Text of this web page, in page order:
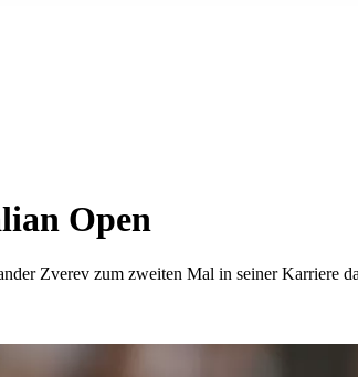
haben oder die sie im Rahmen
Open
Zverev zum zweiten Mal in seiner Karriere